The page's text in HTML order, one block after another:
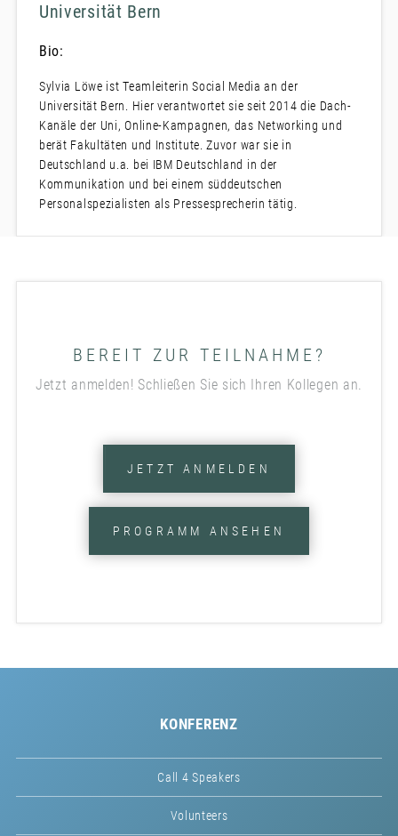
Universität Bern
Bio:
Sylvia Löwe ist Teamleiterin Social Media an der
Universität Bern. Hier verantwortet sie seit 2014 die Dach-
Kanäle der Uni, Online-Kampagnen, das Networking und
berät Fakultäten und Institute. Zuvor war sie in
Deutschland u.a. bei IBM Deutschland in der
Kommunikation und bei einem süddeutschen
Personalspezialisten als Pressesprecherin tätig.
BEREIT ZUR TEILNAHME?
Jetzt anmelden! Schließen Sie sich Ihren Kollegen an.
JETZT ANMELDEN
PROGRAMM ANSEHEN
KONFERENZ
Call 4 Speakers
Volunteers